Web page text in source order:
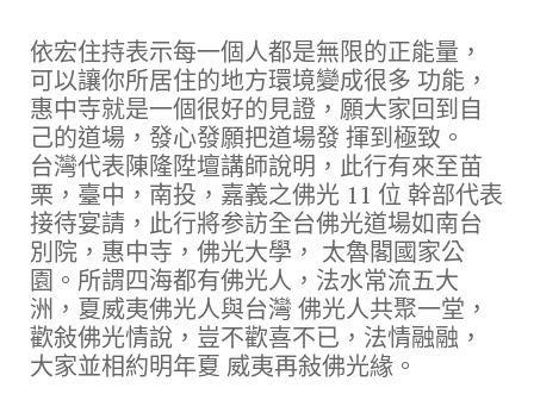
依宏住持表示每一個人都是無限的正能量，
可以讓你所居住的地方環境變成很多 功能，
惠中寺就是一個很好的見證，願大家回到自
己的道場，發心發願把道場發 揮到極致。
台灣代表陳隆陞壇講師說明，此行有來至苗
栗，臺中，南投，嘉義之佛光 11 位 幹部代表
接待宴請，此行將参訪全台佛光道場如南台
別院，惠中寺，佛光大學， 太魯閣國家公
園。所謂四海都有佛光人，法水常流五大
洲，夏威夷佛光人與台灣 佛光人共聚一堂，
歡敍佛光情說，豈不歡喜不已，法情融融，
大家並相約明年夏 威夷再敍佛光緣。